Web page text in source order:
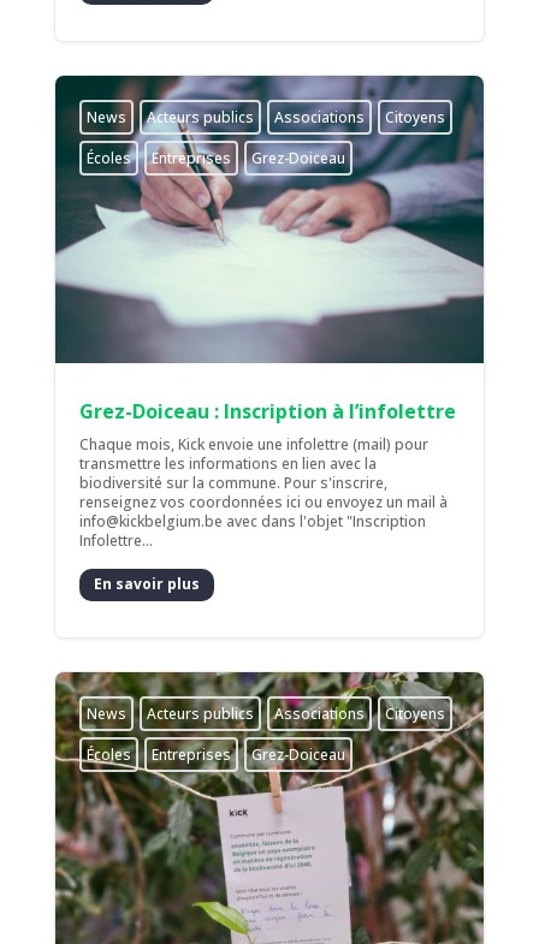
News Acteurs publics Associations
Citoyens
Écoles
Entreprises Grez-Doiceau
Grez-Doiceau : Inscription à l’infolettre
Chaque mois, Kick envoie une infolettre (mail) pour
transmettre les informations en lien avec la
biodiversité sur la commune. Pour s'inscrire,
renseignez vos coordonnées ici ou envoyez un mail à
info@kickbelgium.be avec dans l'objet "Inscription
Infolettre...
En savoir plus
News Acteurs publics Associations
Citoyens
Écoles
Entreprises Grez-Doiceau